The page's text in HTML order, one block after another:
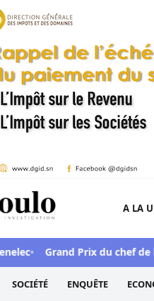
site d'information
A LA
Grand Prix du chef de l’Etat
SOCIÉTÉ ENQUÊTE